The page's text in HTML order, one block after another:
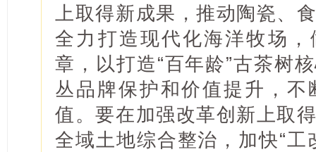
上取得新成果，推动陶瓷、
全力打造现代化海洋牧场，
章，以打造“百年龄”古茶树
丛品牌保护和价值提升，
值。要在加强改革创新上取
全域土地综合整治，加快“